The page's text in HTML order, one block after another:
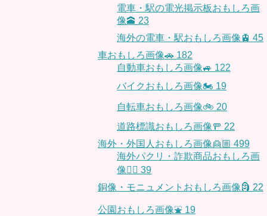
電車・駅の電光掲示板おもしろ画
像🕋 23
海外の電車・駅おもしろ画像🚊 45
車おもしろ画像🚗 182
自動車おもしろ画像🚙 122
バイクおもしろ画像🏍 19
自転車おもしろ画像🚲 20
道路標識おもしろ画像🚥 22
海外・外国人おもしろ画像👱🏼 499
海外パクリ・詐欺商品おもしろ画
像🙅‍♀️ 39
銅像・モニュメントおもしろ画像🗿 22
公園おもしろ画像⛲️ 19